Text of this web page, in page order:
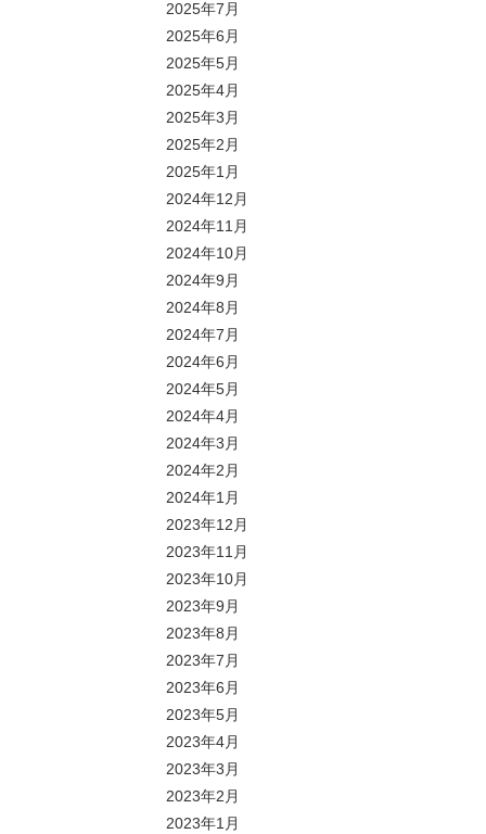
2025年7月
2025年6月
2025年5月
2025年4月
2025年3月
2025年2月
2025年1月
2024年12月
2024年11月
2024年10月
2024年9月
2024年8月
2024年7月
2024年6月
2024年5月
2024年4月
2024年3月
2024年2月
2024年1月
2023年12月
2023年11月
2023年10月
2023年9月
2023年8月
2023年7月
2023年6月
2023年5月
2023年4月
2023年3月
2023年2月
2023年1月